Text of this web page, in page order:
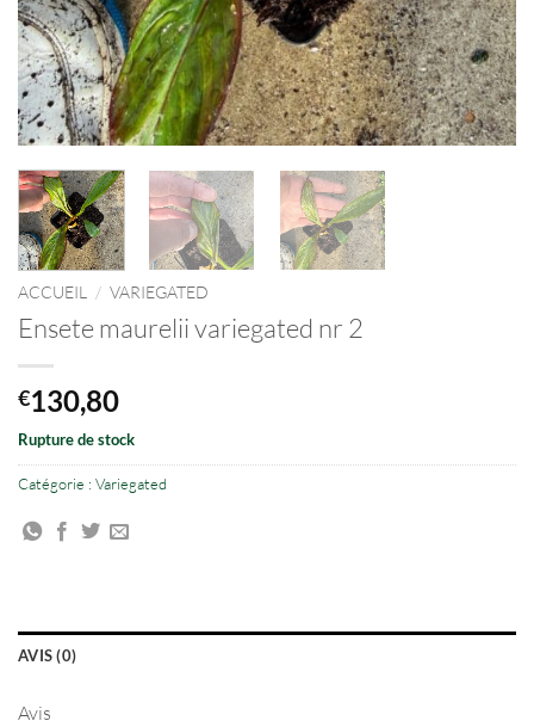
ACCUEIL / VARIEGATED
Ensete maurelii variegated nr 2
€130,80
Rupture de stock
Catégorie : Variegated
AVIS (0)
Avis